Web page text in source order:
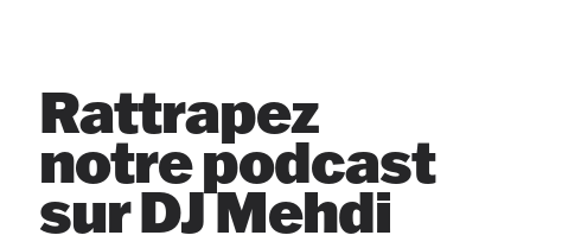
Rattrapez
notre podcast
sur DJ Mehdi